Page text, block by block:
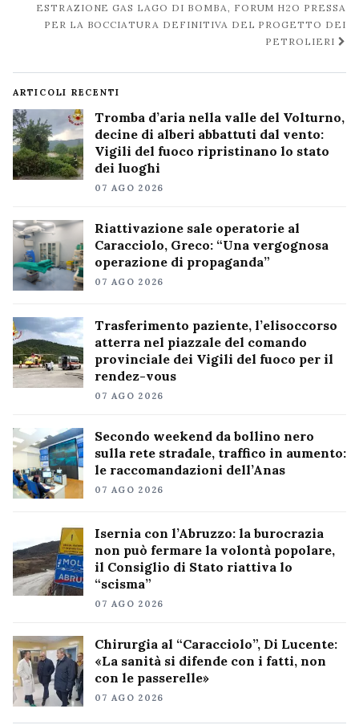
ESTRAZIONE GAS LAGO DI BOMBA, FORUM H2O PRESSA
PER LA BOCCIATURA DEFINITIVA DEL PROGETTO DEI
PETROLIERI
ARTICOLI RECENTI
Tromba d’aria nella valle del Volturno,
decine di alberi abbattuti dal vento:
Vigili del fuoco ripristinano lo stato
dei luoghi
07 AGO 2026
Riattivazione sale operatorie al
Caracciolo, Greco: “Una vergognosa
operazione di propaganda”
07 AGO 2026
Trasferimento paziente, l’elisoccorso
atterra nel piazzale del comando
provinciale dei Vigili del fuoco per il
rendez-vous
07 AGO 2026
Secondo weekend da bollino nero
sulla rete stradale, traffico in aumento:
le raccomandazioni dell’Anas
07 AGO 2026
Isernia con l’Abruzzo: la burocrazia
non può fermare la volontà popolare,
il Consiglio di Stato riattiva lo
“scisma”
07 AGO 2026
Chirurgia al “Caracciolo”, Di Lucente:
«La sanità si difende con i fatti, non
con le passerelle»
07 AGO 2026